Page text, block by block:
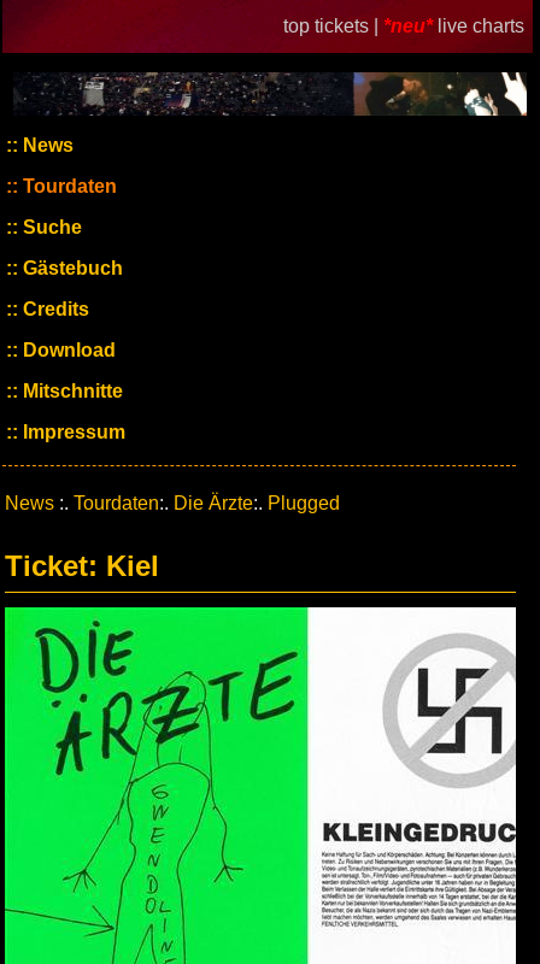
top tickets | *neu* live charts
News
Tourdaten
Suche
Gästebuch
Credits
Download
Mitschnitte
Impressum
News :. Tourdaten:. Die Ärzte:. Plugged
Ticket: Kiel